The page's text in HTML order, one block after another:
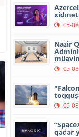
05-
Nazir
05-
05-
qədər